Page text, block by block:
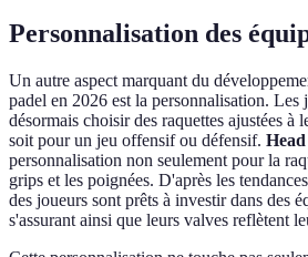
Personnalisation des
Un autre aspect marquant du
padel en 2026 est la personnalisation. Les
désormais choisir des raquettes ajustées à
soit pour un jeu offensif ou défensif. Head
personnalisation non seulement pour la
grips et les poignées. D'après les
des joueurs sont prêts à investir dans des
s'assurant ainsi que leurs valves reflètent